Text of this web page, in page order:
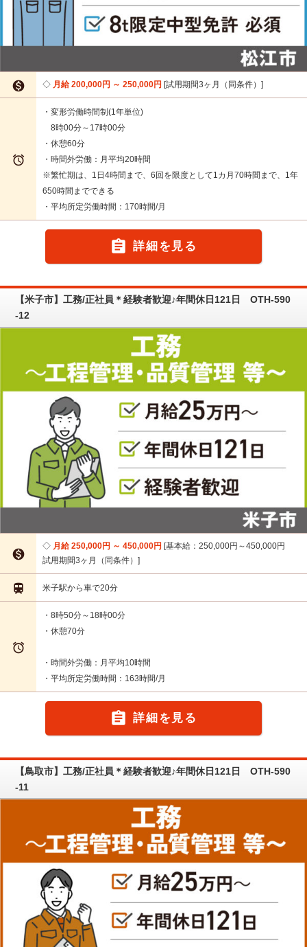
 月給 200,000円 ～ 250,000円 試用期間3ヶ月（同条件）

・変形労働時間制(1年単位)
8時00分～17時00分
・休憩60分
・時間外労働：月平均20時間
※繁忙期は、1日4時間まで、6回を限度として1カ月70時間まで、1年
650時間までできる
・平均所定労働時間：170時間/月
 詳細を見る
【米子市】工務/正社員＊経験者歓迎♪年間休日121日 OTH-590
-12

月給 250,000円 ～ 450,000円 基本給：250,000円～450,000円
試用期間3ヶ月（同条件）
 米子駅から車で20分

・8時50分～18時00分
・休憩70分
・時間外労働：月平均10時間
・平均所定労働時間：163時間/月
 詳細を見る
【鳥取市】工務/正社員＊経験者歓迎♪年間休日121日 OTH-590
-11